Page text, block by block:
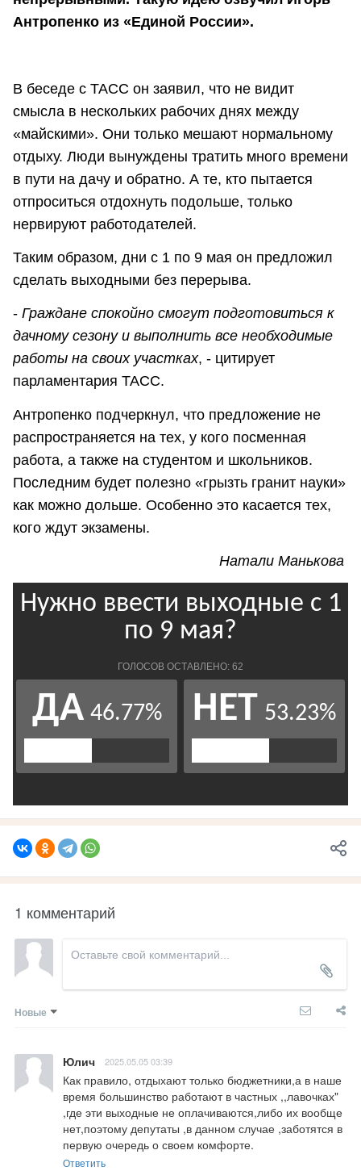
Антропенко из «Единой России».
В беседе с ТАСС он заявил, что не видит
смысла в нескольких рабочих днях между
«майскими». Они только мешают нормальному
отдыху. Люди вынуждены тратить много времени
в пути на дачу и обратно. А те, кто пытается
отпроситься отдохнуть подольше, только
нервируют работодателей.
Таким образом, дни с 1 по 9 мая он предложил
сделать выходными без перерыва.
- Граждане спокойно смогут подготовиться к
дачному сезону и выполнить все необходимые
работы на своих участках, - цитирует
парламентария ТАСС.
Антропенко подчеркнул, что предложение не
распространяется на тех, у кого посменная
работа, а также на студентом и школьников.
Последним будет полезно «грызть гранит науки»
как можно дольше. Особенно это касается тех,
кого ждут экзамены.
Натали Манькова
1 комментарий
Новые
Юлич 2025.05.05 03:39
Как правило, отдыхают только бюджетники,а в наше
время большинство работают в частных ,,лавочках"
,где эти выходные не оплачиваются,либо их вообще
нет,поэтому депутаты ,в данном случае ,заботятся в
первую очередь о своем комфорте.
Ответить